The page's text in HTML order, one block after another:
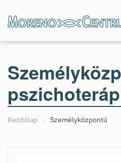
Skip to main content
Kezdőlap Személyközpontú